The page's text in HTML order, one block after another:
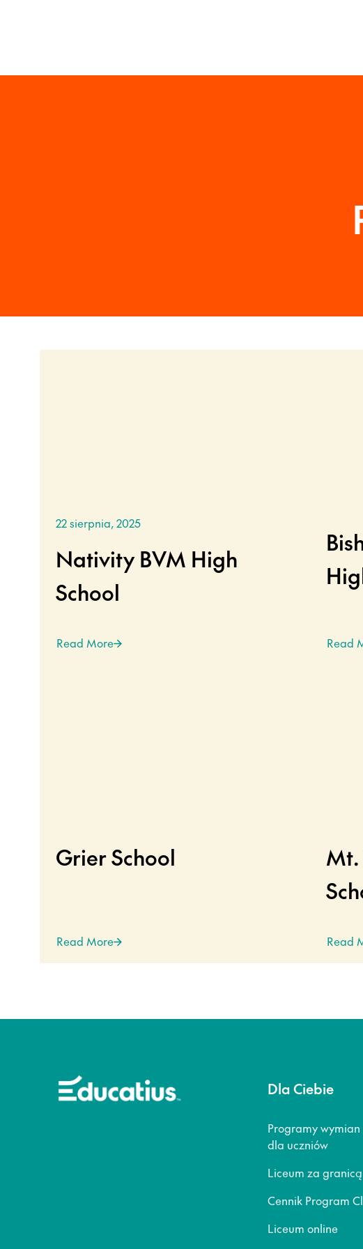
22 sierpnia, 2025
Nativity BVM High
School
Read More Read
Grier School
Read More Read
Dla Ciebie
Programy
dla uczniów
Liceum za granicą
Cennik Program
Liceum online